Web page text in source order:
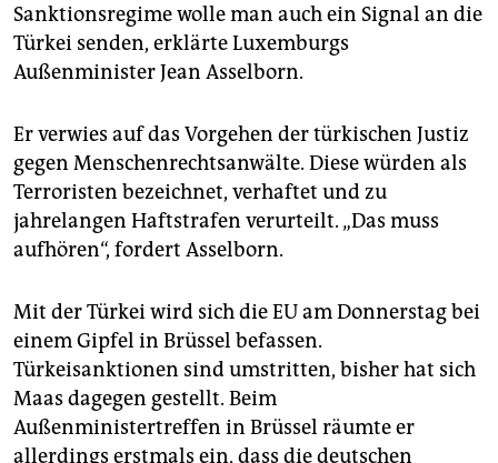
Sanktionsregime wolle man auch ein Signal an die
Türkei senden, erklärte Luxemburgs
Außenminister Jean Asselborn.
Er verwies auf das Vorgehen der türkischen Justiz
gegen Menschenrechtsanwälte. Diese würden als
Terroristen bezeichnet, verhaftet und zu
jahrelangen Haftstrafen verurteilt. „Das muss
aufhören“, fordert Asselborn.
Mit der Türkei wird sich die EU am Donnerstag bei
einem Gipfel in Brüssel befassen.
Türkeisanktionen sind umstritten, bisher hat sich
Maas dagegen gestellt. Beim
Außenministertreffen in Brüssel räumte er
allerdings erstmals ein, dass die deutschen